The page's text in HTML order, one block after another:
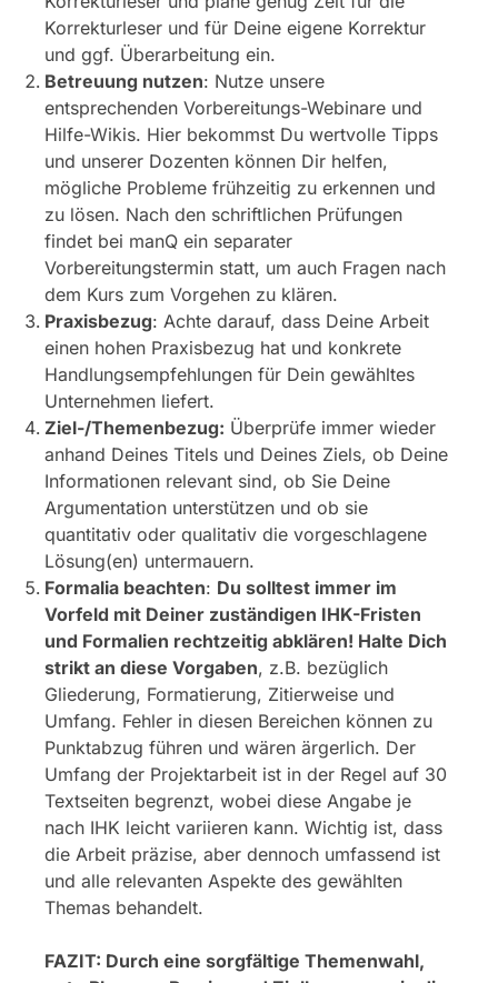
Korrekturleser und für Deine eigene Korrektur
und ggf. Überarbeitung ein.
Betreuung nutzen: Nutze unsere
entsprechenden Vorbereitungs-Webinare und
Hilfe-Wikis. Hier bekommst Du wertvolle Tipps
und unserer Dozenten können Dir helfen,
mögliche Probleme frühzeitig zu erkennen und
zu lösen. Nach den schriftlichen Prüfungen
findet bei manQ ein separater
Vorbereitungstermin statt, um auch Fragen nach
dem Kurs zum Vorgehen zu klären.
Praxisbezug: Achte darauf, dass Deine Arbeit
einen hohen Praxisbezug hat und konkrete
Handlungsempfehlungen für Dein gewähltes
Unternehmen liefert.
Ziel-/Themenbezug: Überprüfe immer wieder
anhand Deines Titels und Deines Ziels, ob Deine
Informationen relevant sind, ob Sie Deine
Argumentation unterstützen und ob sie
quantitativ oder qualitativ die vorgeschlagene
Lösung(en) untermauern.
Formalia beachten: Du solltest immer im
Vorfeld mit Deiner zuständigen IHK-Fristen
und Formalien rechtzeitig abklären! Halte Dich
strikt an diese Vorgaben, z.B. bezüglich
Gliederung, Formatierung, Zitierweise und
Umfang. Fehler in diesen Bereichen können zu
Punktabzug führen und wären ärgerlich. Der
Umfang der Projektarbeit ist in der Regel auf 30
Textseiten begrenzt, wobei diese Angabe je
nach IHK leicht variieren kann. Wichtig ist, dass
die Arbeit präzise, aber dennoch umfassend ist
und alle relevanten Aspekte des gewählten
Themas behandelt.
FAZIT: Durch eine sorgfältige Themenwahl,